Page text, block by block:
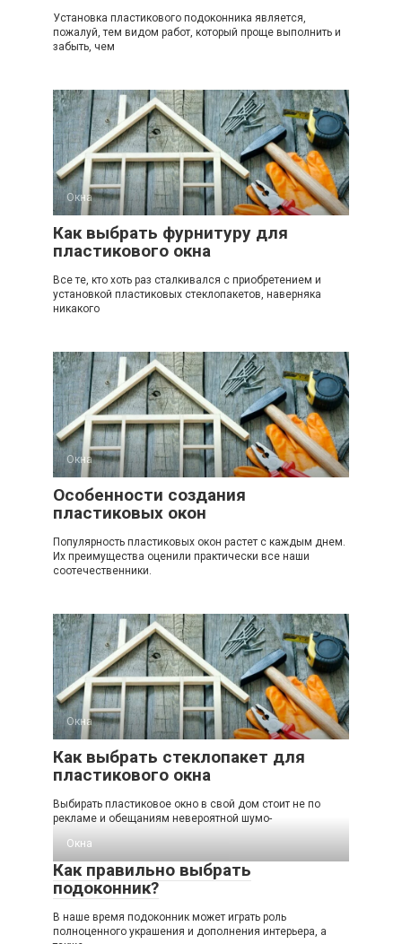
Установка пластикового подоконника является,
пожалуй, тем видом работ, который проще выполнить и
забыть, чем
Окна
Как выбрать фурнитуру для
пластикового окна
Все те, кто хоть раз сталкивался с приобретением и
установкой пластиковых стеклопакетов, наверняка
никакого
Окна
Особенности создания
пластиковых окон
Популярность пластиковых окон растет с каждым днем.
Их преимущества оценили практически все наши
соотечественники.
Окна
Как выбрать стеклопакет для
пластикового окна
Выбирать пластиковое окно в свой дом стоит не по
рекламе и обещаниям невероятной шумо-
Окна
Как правильно выбрать
подоконник?
В наше время подоконник может играть роль
полноценного украшения и дополнения интерьера, а